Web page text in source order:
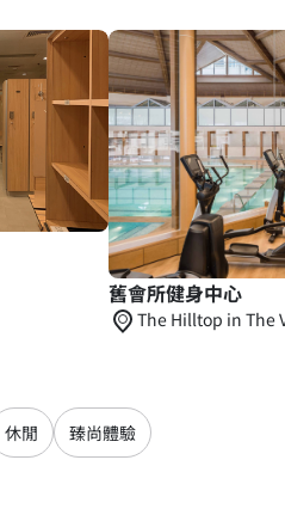
舊會所健身中心
The Hilltop in The
休閒 臻尚體驗